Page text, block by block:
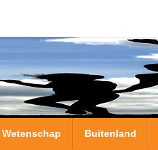
Wetenschap Buitenland